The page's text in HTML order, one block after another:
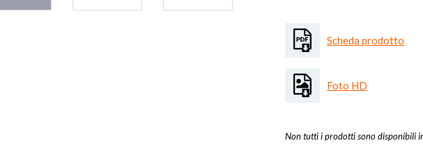
Scheda prodotto
Foto HD
Non tutti i prodotti sono disponibili